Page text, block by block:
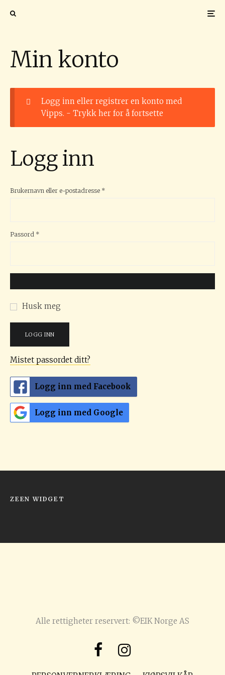
Min konto
Logg inn eller registrer en konto med
Vipps. - Trykk her for å fortsette
Logg inn
Brukernavn eller e-postadresse *
Passord *
Husk meg
LOGG INN
Mistet passordet ditt?
Logg inn med Facebook
Logg inn med Google
ZEEN WIDGET
Alle rettigheter reservert: ©EIK Norge AS